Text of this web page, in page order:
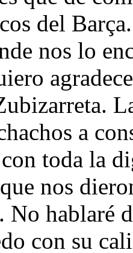
del
nos lo
a
toda la
nos
No hablaré
con su